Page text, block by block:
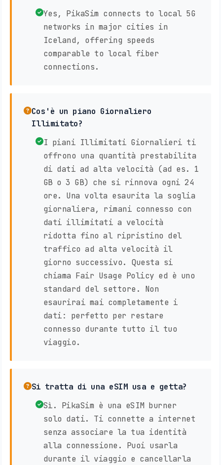
Yes, PikaSim connects to local 5G
networks in major cities in
Iceland, offering speeds
comparable to local fiber
connections.
Cos'è un piano Giornaliero
Illimitato?
I piani Illimitati Giornalieri ti
offrono una quantità prestabilita
di dati ad alta velocità (ad es. 1
GB o 3 GB) che si rinnova ogni 24
ore. Una volta esaurita la soglia
giornaliera, rimani connesso con
dati illimitati a velocità
ridotta fino al ripristino del
traffico ad alta velocità il
giorno successivo. Questa si
chiama Fair Usage Policy ed è uno
standard del settore. Non
esaurirai mai completamente i
dati: perfetto per restare
connesso durante tutto il tuo
viaggio.
Si tratta di una eSIM usa e getta?
Sì. PikaSim è una eSIM burner
solo dati. Ti connette a internet
senza associare la tua identità
alla connessione. Puoi usarla
durante il viaggio e cancellarla